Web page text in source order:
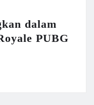
dalam
PUBG